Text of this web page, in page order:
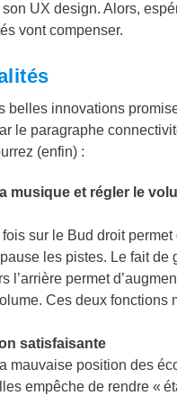
UX design. Alors,
vont compenser.
belles innovations
le paragraphe
(enfin) :
musique et régler le
sur le Bud droit permet
les pistes. Le fait de
l’arrière permet
Ces deux fonctions
satisfaisante
mauvaise position des
empêche de rendre «